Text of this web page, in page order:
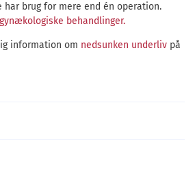
har brug for mere end én operation.
gynækologiske behandlinger.
information om nedsunken underliv på